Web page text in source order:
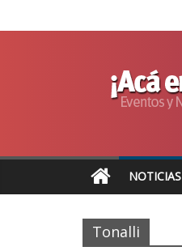
NOTICIAS
Tonalli